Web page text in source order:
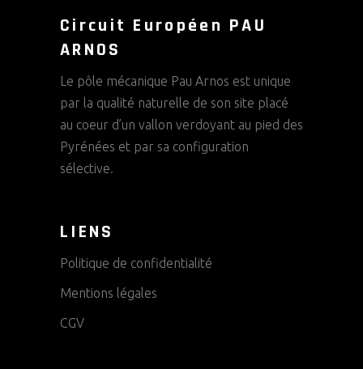
Circuit Européen PAU
ARNOS
Le pôle mécanique Pau Arnos est unique
par la qualité naturelle de son site placé
au coeur d’un vallon verdoyant au pied des
Pyrénées et par sa configuration
sélective.
LIENS
Politique de confidentialité
Mentions légales
CGV